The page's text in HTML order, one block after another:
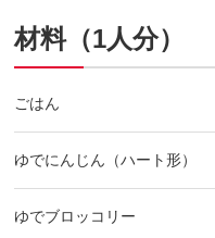
材料（1人分）
ごはん
ゆでにんじん（ハート形）
ゆでブロッコリー